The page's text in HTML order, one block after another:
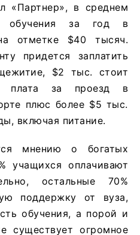
«Партнер», в среднем
обучения за год в
отметке $40 тысяч.
придется заплатить
$2 тыс. стоит
плата за проезд в
плюс более $5 тыс.
включая питание.
мнению о богатых
учащихся оплачивают
остальные 70%
поддержку от вуза,
обучения, а порой и
существует огромное